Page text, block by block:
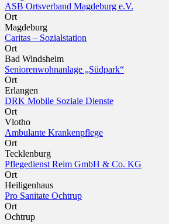
ASB Ortsverband Magdeburg e.V.
Ort
Magdeburg
Caritas – Sozialstation
Ort
Bad Windsheim
Seniorenwohnanlage „Südpark“
Ort
Erlangen
DRK Mobile Soziale Dienste
Ort
Vlotho
Ambulante Krankenpflege
Ort
Tecklenburg
Pflegedienst Reim GmbH & Co. KG
Ort
Heiligenhaus
Pro Sanitate Ochtrup
Ort
Ochtrup